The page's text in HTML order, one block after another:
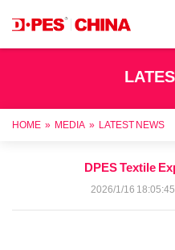
HOME » MEDIA » LATEST NEWS
DPES Textile
2026/1/16